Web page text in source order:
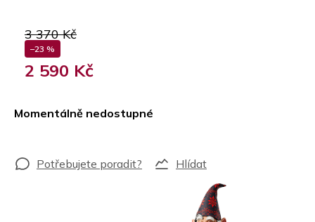
3 370 Kč
–23 %
2 590 Kč
Momentálně nedostupné
Hlídat